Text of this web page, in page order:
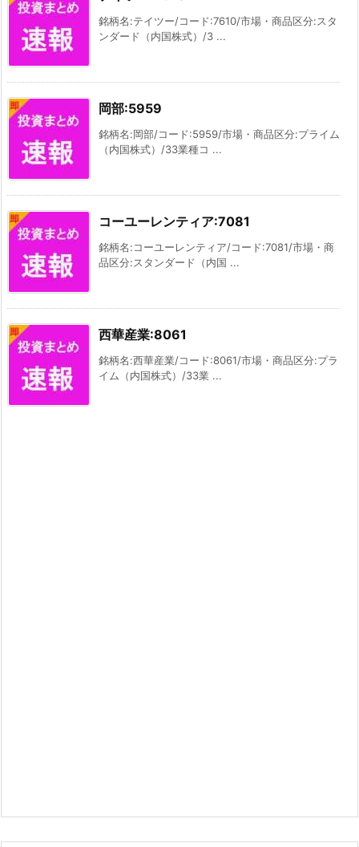
銘柄名:テイツー/コード:7610/市場・商品区分:スタ
ンダード（内国株式）/3 ...
岡部:5959
銘柄名:岡部/コード:5959/市場・商品区分:プライム
（内国株式）/33業種コ ...
コーユーレンティア:7081
銘柄名:コーユーレンティア/コード:7081/市場・商
品区分:スタンダード（内国 ...
西華産業:8061
銘柄名:西華産業/コード:8061/市場・商品区分:プラ
イム（内国株式）/33業 ...